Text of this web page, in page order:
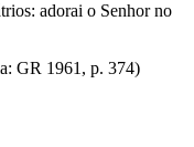
adorai o Senhor no
GR 1961, p. 374)